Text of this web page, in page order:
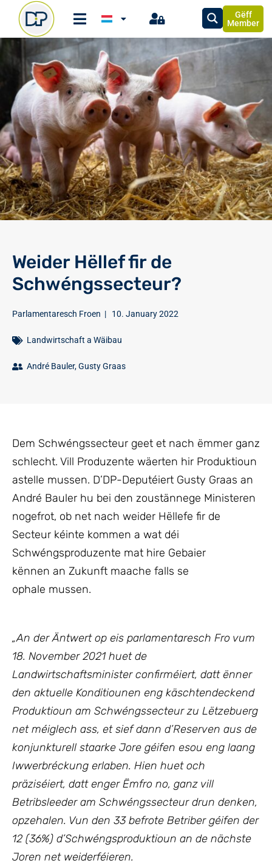
Gëff
Member
Weider Hëllef fir de
Schwéngssecteur?
Parlamentaresch Froen | 10. January 2022
Landwirtschaft a Wäibau
André Bauler,Gusty Graas
Dem Schwéngssecteur geet et nach ëmmer ganz
schlecht. Vill Produzente wäerten hir Produktioun
astelle mussen. D’DP-Deputéiert Gusty Graas an
André Bauler hu bei den zoustännege Ministeren
nogefrot, ob net nach weider Hëllefe fir de
Secteur kéinte kommen a wat déi
Schwéngsproduzente mat hire Gebaier
kënnen an Zukunft maache falls se
ophale mussen.
„An der Äntwert op eis parlamentaresch Fro vum
18. November 2021 huet de
Landwirtschaftsminister confirméiert, datt ënner
den aktuelle Konditiounen eng käschtendeckend
Produktioun am Schwéngssecteur zu Lëtzebuerg
net méiglech ass, et sief dann d’Reserven aus de
konjunkturell staarke Jore géifen esou eng laang
Iwwerbréckung erlaben. Hien huet och
präziséiert, datt enger Ëmfro no, ganz vill
Betribsleeder am Schwéngssecteur drun denken,
opzehalen. Vun den 33 befrote Betriber géifen der
12 (36%) d’Schwéngsproduktioun an de nächste
Joren net weiderféieren.